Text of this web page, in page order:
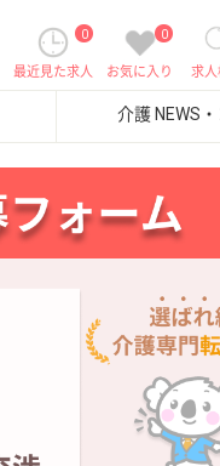
求
0
お気に入り
0
最近見た求人
介護 NEWS